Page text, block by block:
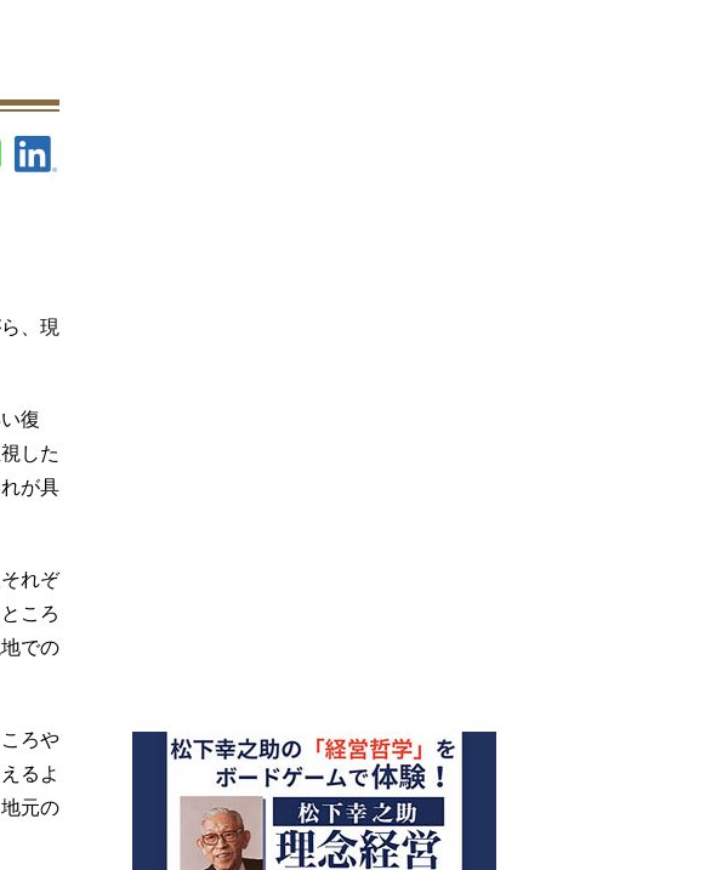
、現
復
した
が具
れぞ
ころ
での
ろや
るよ
元の